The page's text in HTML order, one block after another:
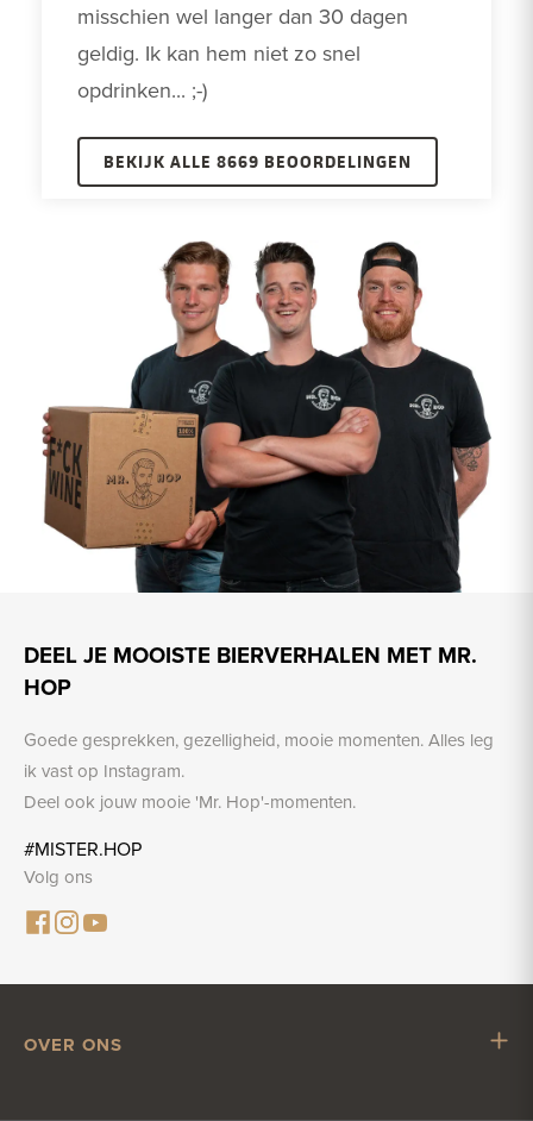
misschien wel langer dan 30 dagen
geldig. Ik kan hem niet zo snel
opdrinken... ;-)
BEKIJK ALLE 8669 BEOORDELINGEN
DEEL JE MOOISTE BIERVERHALEN MET MR.
HOP
Goede gesprekken, gezelligheid, mooie momenten. Alles leg
ik vast op Instagram.
Deel ook jouw mooie 'Mr. Hop'-momenten.
#MISTER.HOP
Volg ons
OVER ONS